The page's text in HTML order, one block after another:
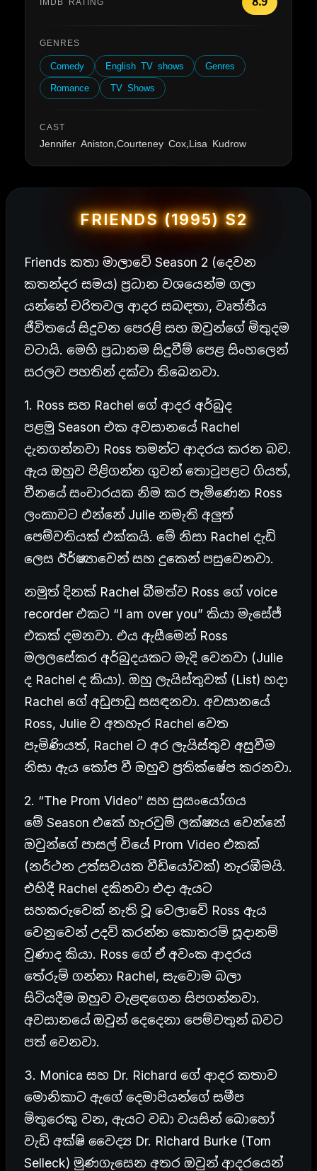
GENRES
Comedy English TV shows
Genres
Romance
TV Shows
CAST
Jennifer Aniston,Courteney Cox,Lisa Kudrow
FRIENDS (1995) S2
Friends කතා මාලාවේ Season 2 (දෙවන
කතන්දර සමය) ප්‍රධාන වශයෙන්ම ගලා
යන්නේ චරිතවල ආදර සබඳතා, වෘත්තීය
ජීවිතයේ සිදුවන පෙරළි සහ ඔවුන්ගේ මිතුදම
වටායි. මෙහි ප්‍රධානම සිදුවීම් පෙළ සිංහලෙන්
සරලව පහතින් දක්වා තිබෙනවා.
1. Ross සහ Rachel ගේ ආදර අර්බුද
පළමු Season එක අවසානයේ Rachel
දැනගන්නවා Ross තමන්ට ආදරය කරන බව.
ඇය ඔහුව පිළිගන්න ගුවන් තොටුපළට ගියත්,
චීනයේ සංචාරයක නිම කර පැමිණෙන Ross
ලංකාවට එන්නේ Julie නමැති අලුත්
පෙම්වතියක් එක්කයි. මේ නිසා Rachel දැඩි
ලෙස ඊර්ෂ්‍යාවෙන් සහ දුකෙන් පසුවෙනවා.
නමුත් දිනක් Rachel බීමත්ව Ross ගේ voice
recorder එකට “I am over you” කියා මැසේජ්
එකක් දමනවා. එය ඇසීමෙන් Ross
මලලසේකර අර්බුදයකට මැදි වෙනවා (Julie
ද Rachel ද කියා). ඔහු ලැයිස්තුවක් (List) හදා
Rachel ගේ අඩුපාඩු සසඳනවා. අවසානයේ
Ross, Julie ව අතහැර Rachel වෙත
පැමිණියත්, Rachel ට අර ලැයිස්තුව අසුවීම
නිසා ඇය කෝප වී ඔහුව ප්‍රතික්ෂේප කරනවා.
2. “The Prom Video” සහ සුසංයෝගය
මේ Season එකේ හැරවුම් ලක්ෂ්‍යය වෙන්නේ
ඔවුන්ගේ පාසල් වියේ Prom Video එකක්
(නර්ථන උත්සවයක වීඩියෝවක්) නැරඹීමයි.
එහිදී Rachel දකිනවා එදා ඇයට
සහකරුවෙක් නැති වූ වෙලාවේ Ross ඇය
වෙනුවෙන් උදව් කරන්න කොතරම් සූදානම්
වුණාද කියා. Ross ගේ ඒ අවංක ආදරය
තේරුම් ගන්නා Rachel, සැවොම බලා
සිටියදීම ඔහුව වැළඳගෙන සිපගන්නවා.
අවසානයේ ඔවුන් දෙදෙනා පෙම්වතුන් බවට
පත් වෙනවා.
3. Monica සහ Dr. Richard ගේ ආදර කතාව
මොනිකාට ඇගේ දෙමාපියන්ගේ සමීප
මිතුරෙකු වන, ඇයට වඩා වයසින් බොහෝ
වැඩි අක්ෂි වෛද්‍ය Dr. Richard Burke (Tom
Selleck) මුණගැසෙන අතර ඔවුන් ආදරයෙන්